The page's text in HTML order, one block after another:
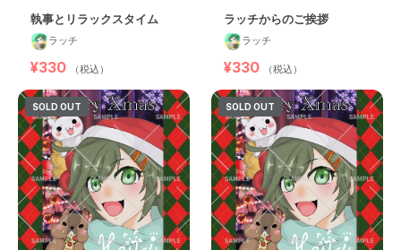
執事とリラックスタイム
ラッチ
¥330 （税込）
ラッチからのご挨拶
ラッチ
¥330 （税込）
SOLD OUT SOLD OUT